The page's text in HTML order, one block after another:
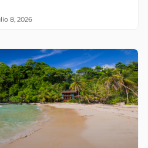
8, 2026